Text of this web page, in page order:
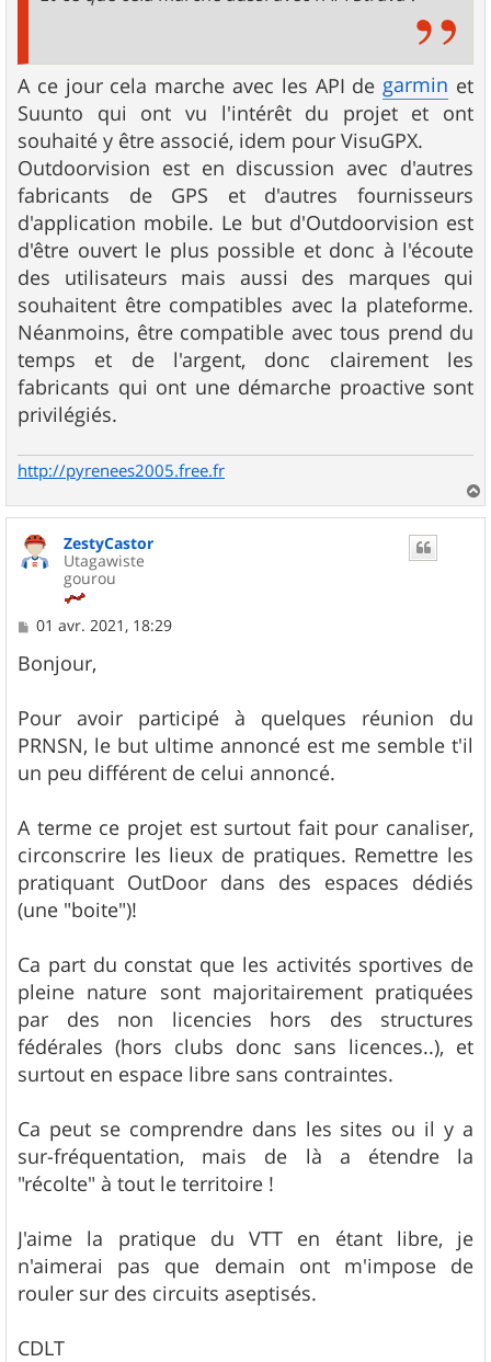
A ce jour cela marche avec les API degarmin et
Suunto qui ont vu l'intérêt du projet et ont
souhaité y être associé, idem pour VisuGPX.
Outdoorvision est en discussion avec d'autres
fabricants de GPS et d'autres fournisseurs
d'application mobile. Le but d'Outdoorvision est
d'être ouvert le plus possible et donc à l'écoute
des utilisateurs mais aussi des marques qui
souhaitent être compatibles avec la plateforme.
Néanmoins, être compatible avec tous prend du
temps et de l'argent, donc clairement les
fabricants qui ont une démarche proactive sont
privilégiés.
http://pyrenees2005.free.fr
a
ZestyCastor
Utagawiste
gourou
M
s
s
g
e
01 avr. 2021, 18:29
Bonjour,
Pour avoir participé à quelques réunion du
PRNSN, le but ultime annoncé est me semble t'il
un peu différent de celui annoncé.
A terme ce projet est surtout fait pour canaliser,
circonscrire les lieux de pratiques. Remettre les
pratiquant OutDoor dans des espaces dédiés
(une "boite")!
Ca part du constat que les activités sportives de
pleine nature sont majoritairement pratiquées
par des non licencies hors des structures
fédérales (hors clubs donc sans licences..), et
surtout en espace libre sans contraintes.
Ca peut se comprendre dans les sites ou il y a
sur-fréquentation, mais de là a étendre la
"récolte" à tout le territoire !
J'aime la pratique du VTT en étant libre, je
n'aimerai pas que demain ont m'impose de
rouler sur des circuits aseptisés.
CDLT